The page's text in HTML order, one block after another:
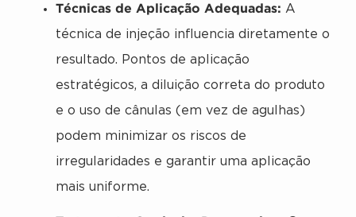
Técnicas de Aplicação Adequadas: A
técnica de injeção influencia diretamente o
resultado. Pontos de aplicação
estratégicos, a diluição correta do produto
e o uso de cânulas (em vez de agulhas)
podem minimizar os riscos de
irregularidades e garantir uma aplicação
mais uniforme.